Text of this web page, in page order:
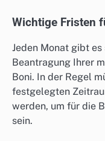
Wichtige Fristen
Jeden Monat gibt
Beantragung Ihrer
Boni. In der Regel
festgelegten
werden, um für die
sein.